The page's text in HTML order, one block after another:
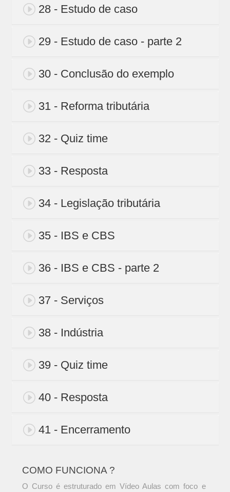
28 - Estudo de caso
29 - Estudo de caso - parte 2
30 - Conclusão do exemplo
31 - Reforma tributária
32 - Quiz time
33 - Resposta
34 - Legislação tributária
35 - IBS e CBS
36 - IBS e CBS - parte 2
37 - Serviços
38 - Indústria
39 - Quiz time
40 - Resposta
41 - Encerramento
COMO FUNCIONA ?
O Curso é estruturado em Vídeo Aulas com foco e